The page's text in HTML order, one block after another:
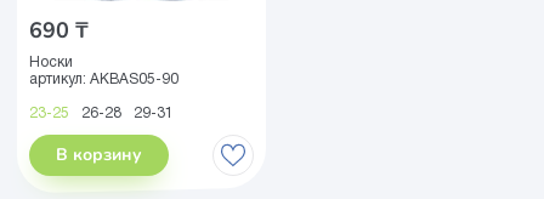
690 ₸
Носки
артикул: AKBAS05-90
23-25 26-28 29-31
В корзину